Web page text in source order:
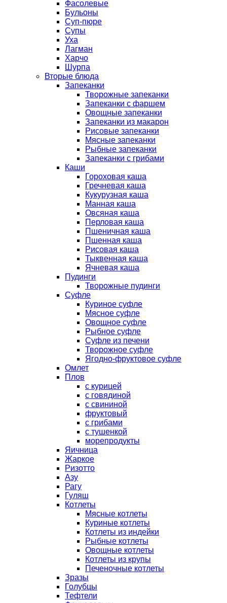
Фасолевые
Бульоны
Суп-пюре
Супы
Уха
Лагман
Харчо
Шурпа
Вторые блюда
Запеканки
Творожные запеканки
Запеканки с фаршем
Овощные запеканки
Запеканки из макарон
Рисовые запеканки
Мясные запеканки
Рыбные запеканки
Запеканки с грибами
Каши
Гороховая каша
Гречневая каша
Кукурузная каша
Манная каша
Овсяная каша
Перловая каша
Пшеничная каша
Пшенная каша
Рисовая каша
Тыквенная каша
Ячневая каша
Пудинги
Творожные пудинги
Суфле
Куриное суфле
Мясное суфле
Овощное суфле
Рыбное суфле
Суфле из печени
Творожное суфле
Ягодно-фруктовое суфле
Омлет
Плов
с курицей
с говядиной
с свининой
фруктовый
с грибами
с тушенкой
морепродукты
Яичница
Жаркое
Ризотто
Азу
Рагу
Гуляш
Котлеты
Мясные котлеты
Куриные котлеты
Котлеты из индейки
Рыбные котлеты
Овощные котлеты
Котлеты из крупы
Печеночные котлеты
Зразы
Голубцы
Тефтели